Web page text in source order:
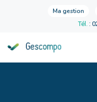
Ma gestion
Tél. :